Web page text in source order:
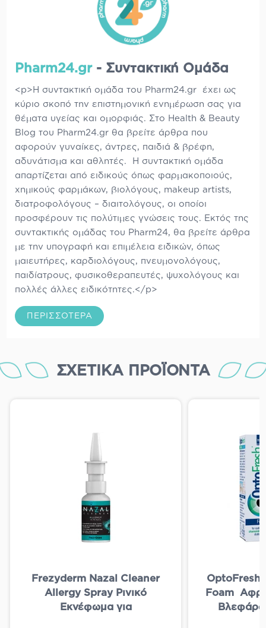
Pharm24.gr - Συντακτική Ομάδα
<p>Η συντακτική ομάδα του Pharm24.gr έχει ως
κύριο σκοπό την επιστημονική ενημέρωση σας για
θέματα υγείας και ομορφιάς. Στο Health & Beauty
Blog του Pharm24.gr θα βρείτε άρθρα που
αφορούν γυναίκες, άντρες, παιδιά & βρέφη,
αδυνάτισμα και αθλητές. Η συντακτική ομάδα
απαρτίζεται από ειδικούς όπως φαρμακοποιούς,
χημικούς φαρμάκων, βιολόγους, makeup artists,
διατροφολόγους – διαιτολόγους, οι οποίοι
προσφέρουν τις πολύτιμες γνώσεις τους. Εκτός της
συντακτικής ομάδας του Pharm24, θα βρείτε άρθρα
με την υπογραφή και επιμέλεια ειδικών, όπως
μαιευτήρες, καρδιολόγους, πνευμονολόγους,
παιδίατρους, φυσικοθεραπευτές, ψυχολόγους και
πολλές άλλες ειδικότητες.</p>
ΠΕΡΙΣΣΌΤΕΡΑ
ΣΧΕΤΙΚΆ ΠΡΟΪΌΝΤΑ
Frezyderm Nazal Cleaner
Allergy Spray Ρινικό
Εκνέφωμα για
OptoFresh
Foam